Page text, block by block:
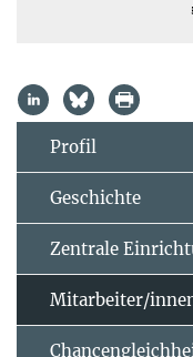
Profil
Geschichte
Zentrale
Mitarbeiter/